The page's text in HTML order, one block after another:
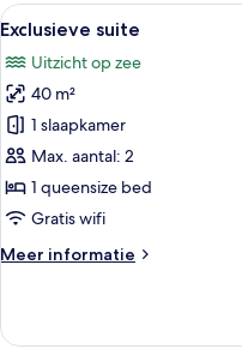
Alle
foto's
voor
Exclusieve
suite
laden
13
Exclusieve suite
Uitzicht op zee
40 m²
1 slaapkamer
Max. aantal: 2
1 queensize bed
Gratis wifi
Meer informatie
Meer
suite